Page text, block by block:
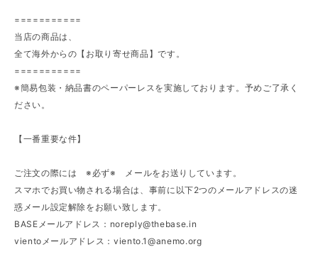
===========
当店の商品は、
全て海外からの【お取り寄せ商品】です。
===========
※簡易包装・納品書のペーパーレスを実施しております。予めご了承く
ださい。
【一番重要な件】
ご注文の際には ※必ず※ メールをお送りしています。
スマホでお買い物される場合は、事前に以下2つのメールアドレスの迷
惑メール設定解除をお願い致します。
BASEメールアドレス： noreply@thebase.in
vientoメールアドレス： viento.1@anemo.org